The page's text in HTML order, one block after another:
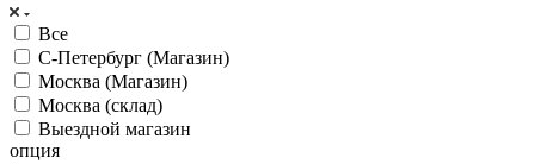
Все
С-Петербург (Магазин)
Москва (Магазин)
Москва (склад)
Выездной магазин
опция